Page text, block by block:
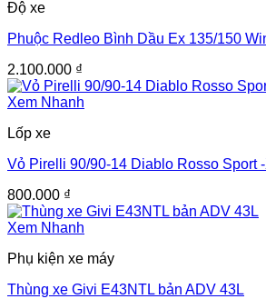
Độ xe
Phuộc Redleo Bình Dầu Ex 135/150
2.100.000 ₫
Xem Nhanh
Lốp xe
Vỏ Pirelli 90/90-14 Diablo Rosso Sport
800.000 ₫
Xem Nhanh
Phụ kiện xe máy
Thùng xe Givi E43NTL bản ADV 43L